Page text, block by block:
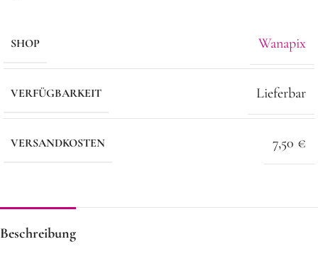
SHOP Wanapix
VERFÜGBARKEIT Lieferbar
VERSANDKOSTEN 7,50 €
Beschreibung